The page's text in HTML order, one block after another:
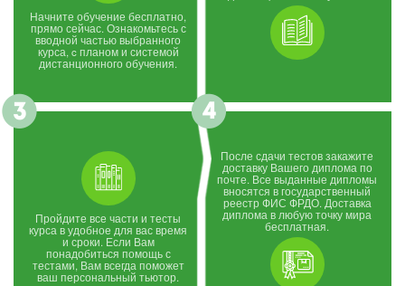
Начните обучение бесплатно,
прямо сейчас. Ознакомьтесь с
вводной частью выбранного
курса, c планом и системой
дистанционного обучения.
Пройдите все части и тесты
курса в удобное для вас время
и сроки. Если Вам
понадобиться помощь с
тестами, Вам всегда поможет
ваш персональный тьютор.
После сдачи тестов закажите
доставку Вашего диплома по
почте. Все выданные дипломы
вносятся в государственный
реестр ФИС ФРДО. Доставка
диплома в любую точку мира
бесплатная.